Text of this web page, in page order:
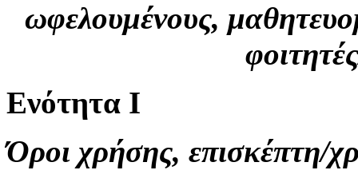
ωφελουμένους,
Ενότητα Ι
Όροι χρήσης, επισκέπτη/